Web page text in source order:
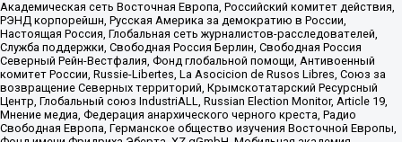
Академическая сеть Восточная Европа, Российский комитет действия,
РЭНД корпорейшн, Русская Америка за демократию в России,
Настоящая Россия, Глобальная сеть журналистов-расследователей,
Служба поддержки, Свободная Россия Берлин, Свободная Россия
Северный Рейн-Вестфалия, Фонд глобальной помощи, Антивоенный
комитет России, Russie-Libertes, La Asocicion de Rusos Libres, Союз за
возвращение Северных территорий, Крымскотатарский Ресурсный
Центр, Глобальный союз IndustriALL, Russian Election Monitor, Article 19,
Мнение медиа, Федерация анархического черного креста, Радио
Свободная Европа, Германское общество изучения Восточной Европы,